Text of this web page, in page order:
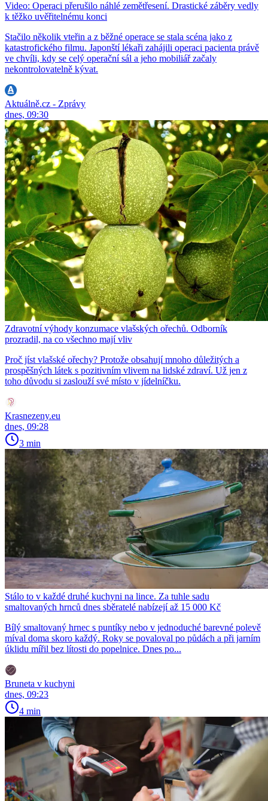
Video: Operaci přerušilo náhlé zemětřesení. Drastické záběry vedly
k těžko uvěřitelnému konci
Stačilo několik vteřin a z běžné operace se stala scéna jako z
katastrofického filmu. Japonští lékaři zahájili operaci pacienta právě
ve chvíli, kdy se celý operační sál a jeho mobiliář začaly
nekontrolovatelně kývat.
Aktuálně.cz - Zprávy
dnes, 09:30
Zdravotní výhody konzumace vlašských ořechů. Odborník
prozradil, na co všechno mají vliv
Proč jíst vlašské ořechy? Protože obsahují mnoho důležitých a
prospěšných látek s pozitivním vlivem na lidské zdraví. Už jen z
toho důvodu si zaslouží své místo v jídelníčku.
Krasnezeny.eu
dnes, 09:28
3 min
Stálo to v každé druhé kuchyni na lince. Za tuhle sadu
smaltovaných hrnců dnes sběratelé nabízejí až 15 000 Kč
Bílý smaltovaný hrnec s puntíky nebo v jednoduché barevné polevě
míval doma skoro každý. Roky se povaloval po půdách a při jarním
úklidu mířil bez lítosti do popelnice. Dnes po...
Bruneta v kuchyni
dnes, 09:23
4 min